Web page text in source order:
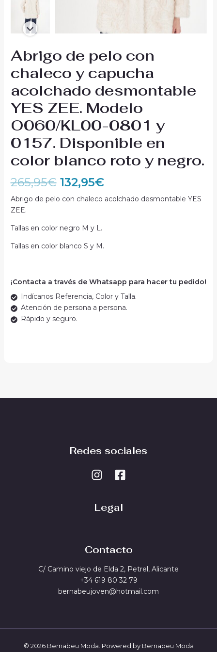
Abrigo de pelo con
chaleco y capucha
acolchado desmontable
YES ZEE. Modelo
O060/KL00-0801 y
0157. Disponible en
color blanco roto y negro.
265,95€ 132,95€
Abrigo de pelo con chaleco acolchado desmontable YES
ZEE.
Tallas en color negro M y L.
Tallas en color blanco S y M.
¡Contacta a través de Whatsapp para hacer tu pedido!
Indícanos Referencia, Color y Talla.
Atención de persona a persona.
Rápido y seguro.
Redes sociales
Legal
Contacto
C/ Camino viejo de Elda 2, Petrel, Alicante
+34 619 80 32 79
bernabeujoven@hotmail.com
© 2026 Bernabeu Moda. Powered by Bernabeu Moda